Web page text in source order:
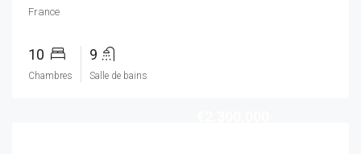
France
10
Chambres
9
Salle de bains